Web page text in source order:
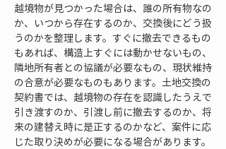
越境物が見つかった場合は、誰の所有物なの
か、いつから存在するのか、交換後にどう扱
うのかを整理します。すぐに撤去できるもの
もあれば、構造上すぐには動かせないもの、
隣地所有者との協議が必要なもの、現状維持
の合意が必要なものもあります。土地交換の
契約書では、越境物の存在を認識したうえで
引き渡すのか、引渡し前に撤去するのか、将
来の建替え時に是正するのかなど、案件に応
じた取り決めが必要になる場合があります。